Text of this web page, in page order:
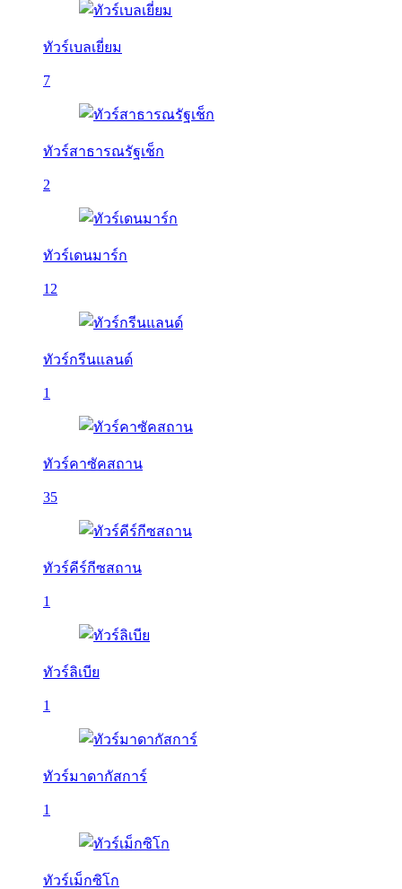
ทัวร์เบลเยี่ยม
7
ทัวร์สาธารณรัฐเช็ก
2
ทัวร์เดนมาร์ก
12
ทัวร์กรีนแลนด์
1
ทัวร์คาซัคสถาน
35
ทัวร์คีร์กีซสถาน
1
ทัวร์ลิเบีย
1
ทัวร์มาดากัสการ์
1
ทัวร์เม็กซิโก